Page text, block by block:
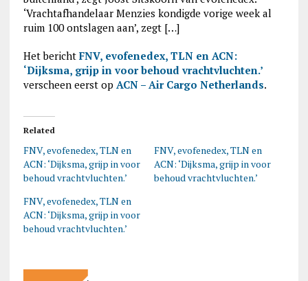
‘Vrachtafhandelaar Menzies kondigde vorige week al
ruim 100 ontslagen aan’, zegt […]
Het bericht FNV, evofenedex, TLN en ACN:
‘Dijksma, grijp in voor behoud vrachtvluchten.’
verscheen eerst op ACN – Air Cargo Netherlands.
Related
FNV, evofenedex, TLN en
ACN: ‘Dijksma, grijp in voor
behoud vrachtvluchten.’
FNV, evofenedex, TLN en
ACN: ‘Dijksma, grijp in voor
behoud vrachtvluchten.’
FNV, evofenedex, TLN en
ACN: ‘Dijksma, grijp in voor
behoud vrachtvluchten.’